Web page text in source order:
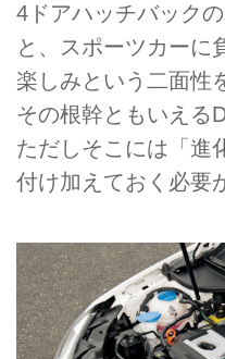
4ドアハッチバック
と、スポーツカーに
楽しみという二面性
その根幹ともいえる
ただしそこには「進
付け加えておく必要